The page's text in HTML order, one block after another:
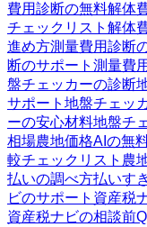
費用診断の無料解体
チェックリスト 解体
進め方測量費用診断
断のサポート 測量費
盤チェッカーの診断
サポート 地盤チェッ
ーの安心材料地盤チ
相場農地価格AIの無
較チェックリスト 農
払いの調べ方払いす
ビのサポート 資産税
資産税ナビの相談前